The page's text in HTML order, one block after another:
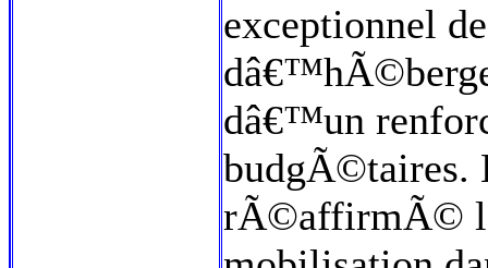
exceptionnel
dâ€™un
budgÃ©taires.
rÃ©affirmÃ©